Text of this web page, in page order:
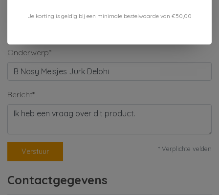
Onderwerp*
Bericht*
Verstuur * Verplichte velden
Contactgegevens
Je korting is geldig bij een minimale bestelwaarde van €50,00